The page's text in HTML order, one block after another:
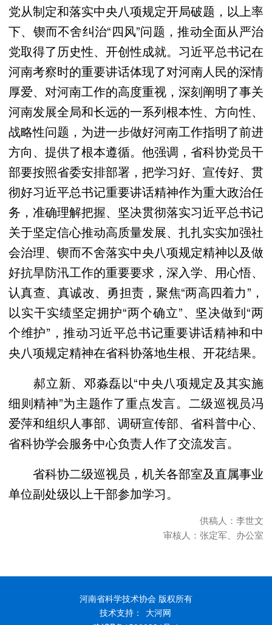
党从制定和落实中央八项规定开局破题，以上率
下、锲而不舍纠治“四风”问题，推动全面从严治
党取得了历史性、开创性成就。习近平总书记在
河南考察时的重要讲话体现了对河南人民的深情
厚爱、对河南工作的高度重视，深刻阐明了事关
河南发展全局和长远的一系列根本性、方向性、
战略性问题，为进一步做好河南工作指明了前进
方向、提供了根本遵循。他强调，省科协党员干
部要按照省委安排部署，把学习好、宣传好、贯
彻好习近平总书记重要讲话精神作为重大政治任
务，准确理解把握、坚决贯彻落实习近平总书记
关于坚定信心推动高质量发展、扎扎实实加强社
会治理、锲而不舍落实中央八项规定精神以及做
好抗旱防汛工作的重要要求，深入学、用心悟、
认真查、真诚改、勇担责，聚焦“两高四着力”，
以实干实绩坚定拥护“两个确立”、坚决做到“两
个维护”，推动习近平总书记重要讲话精神和中
央八项规定精神在省科协落地生根、开花结果。
郝立新、邓淼磊以“中央八项规定及其实施
细则精神”为主题作了重点发言。二级巡视员冯
爱萍和组织人事部、调研宣传部、省科普中心、
省科协学会服务中心负责人作了交流发言。
省科协二级巡视员，机关各部室及直属事业
单位副处级以上干部参加学习。
供稿人：李世文
审核人：张定军、办公室
河南省科学技术协会 版权所有
技术支持：
大河网